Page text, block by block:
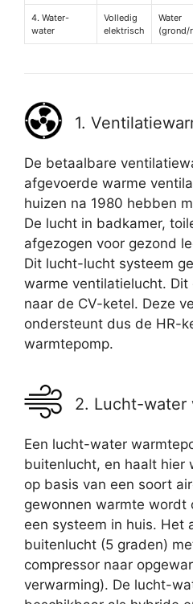
4. Water-
water
Volledig
elektrisch
Water
(grond/
1.
De betaalbare
afgevoerde warme
huizen na 1980 hebben
De lucht in badkamer,
afgezogen voor gezond
Dit lucht-lucht systeem
warme ventilatielucht.
naar de CV-ketel. Deze
ondersteunt dus de HR-
warmtepomp.
2. Lucht-water
Een lucht-water
buitenlucht, en haalt hier
op basis van een soort
gewonnen warmte wordt
een systeem in huis. Het
buitenlucht (5 graden)
compressor naar
verwarming). De lucht-